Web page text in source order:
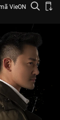
VieON